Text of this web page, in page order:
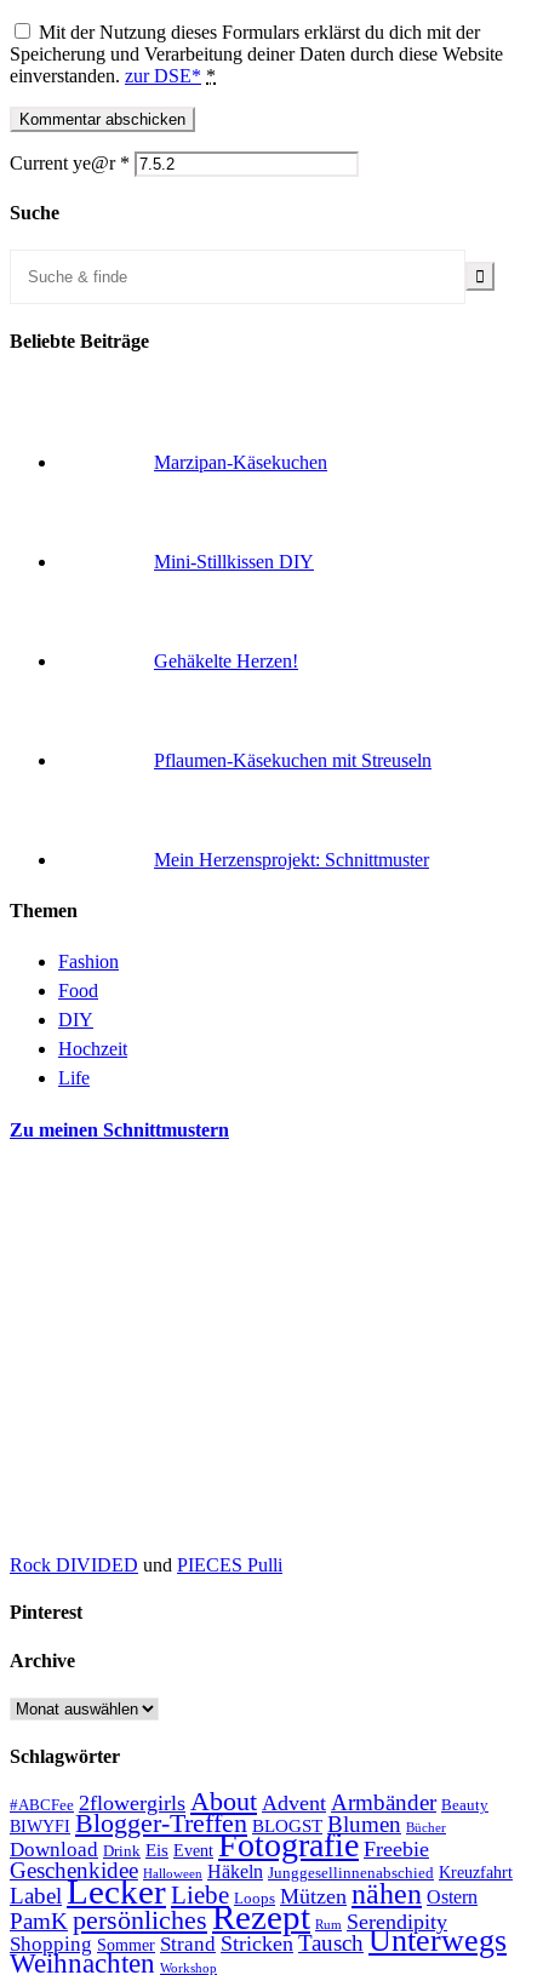
Mit der Nutzung dieses Formulars erklärst du dich mit der
Speicherung und Verarbeitung deiner Daten durch diese Website
einverstanden. zur DSE* *
Current ye@r *
Suche
Beliebte Beiträge
Marzipan-Käsekuchen
Mini-Stillkissen DIY
Gehäkelte Herzen!
Pflaumen-Käsekuchen mit Streuseln
Mein Herzensprojekt: Schnittmuster
Themen
Fashion
Food
DIY
Hochzeit
Life
Zu meinen Schnittmustern
Rock DIVIDED und PIECES Pulli
Pinterest
Archive
Archive
Schlagwörter
#ABCFee 2flowergirls About Advent Armbänder Beauty
BIWYFI Blogger-Treffen BLOGST Blumen Bücher
Download Drink Eis Event Fotografie Freebie
Geschenkidee Halloween Häkeln Junggesellinnenabschied Kreuzfahrt
LabelLeckerLiebe Loops Mützen nähen Ostern
PamKpersönliches Rezept Rum Serendipity
Shopping Sommer Strand Stricken TauschUnterwegs
Weihnachten Workshop